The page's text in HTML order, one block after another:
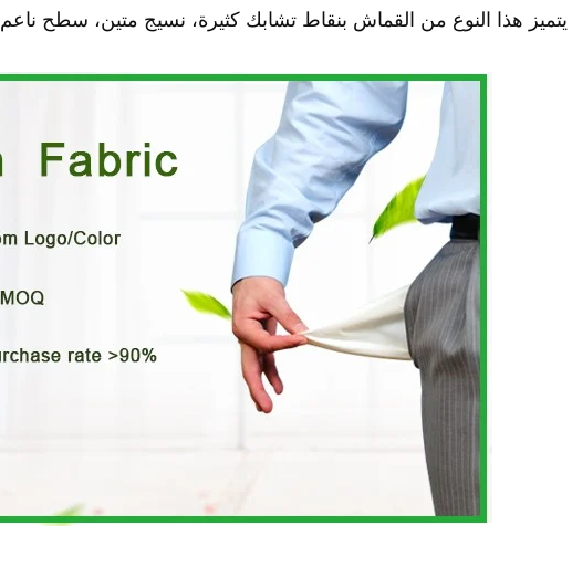
يتميز هذا النوع من القماش بنقاط تشابك كثيرة، نسيج متين، سطح